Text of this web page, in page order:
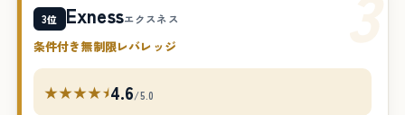
3位 Exnessエクスネス
条件付き無制限レバレッジ
★★★★⯨4.6/5.0